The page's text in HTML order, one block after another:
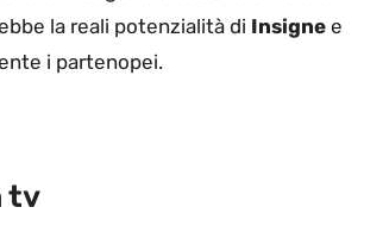
la reali potenzialità di Insigne e
i partenopei.
tv